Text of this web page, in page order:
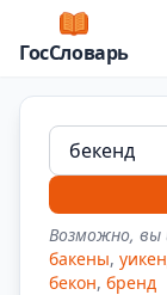
ГосСловарь
Возможно, вы
бакены,
бекон, бренд